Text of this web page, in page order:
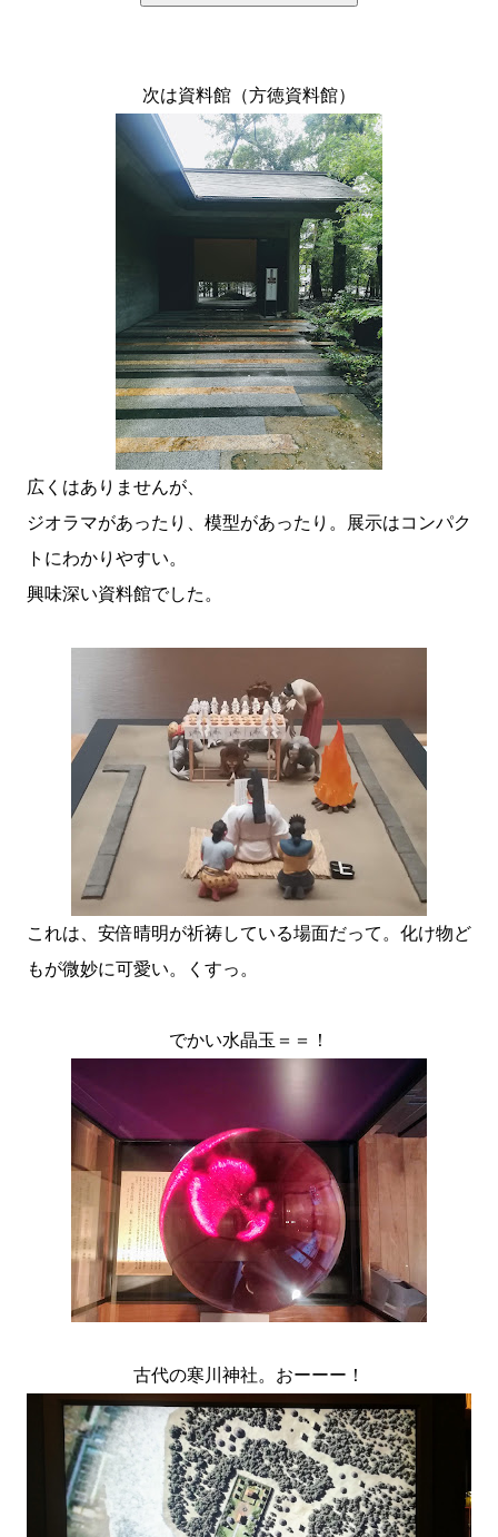
次は資料館（方徳資料館）
広くはありませんが、
ジオラマがあったり、模型があったり。展示はコンパク
トにわかりやすい。
興味深い資料館でした。
これは、安倍晴明が祈祷している場面だって。化け物ど
もが微妙に可愛い。くすっ。
でかい水晶玉＝＝！
古代の寒川神社。おーーー！